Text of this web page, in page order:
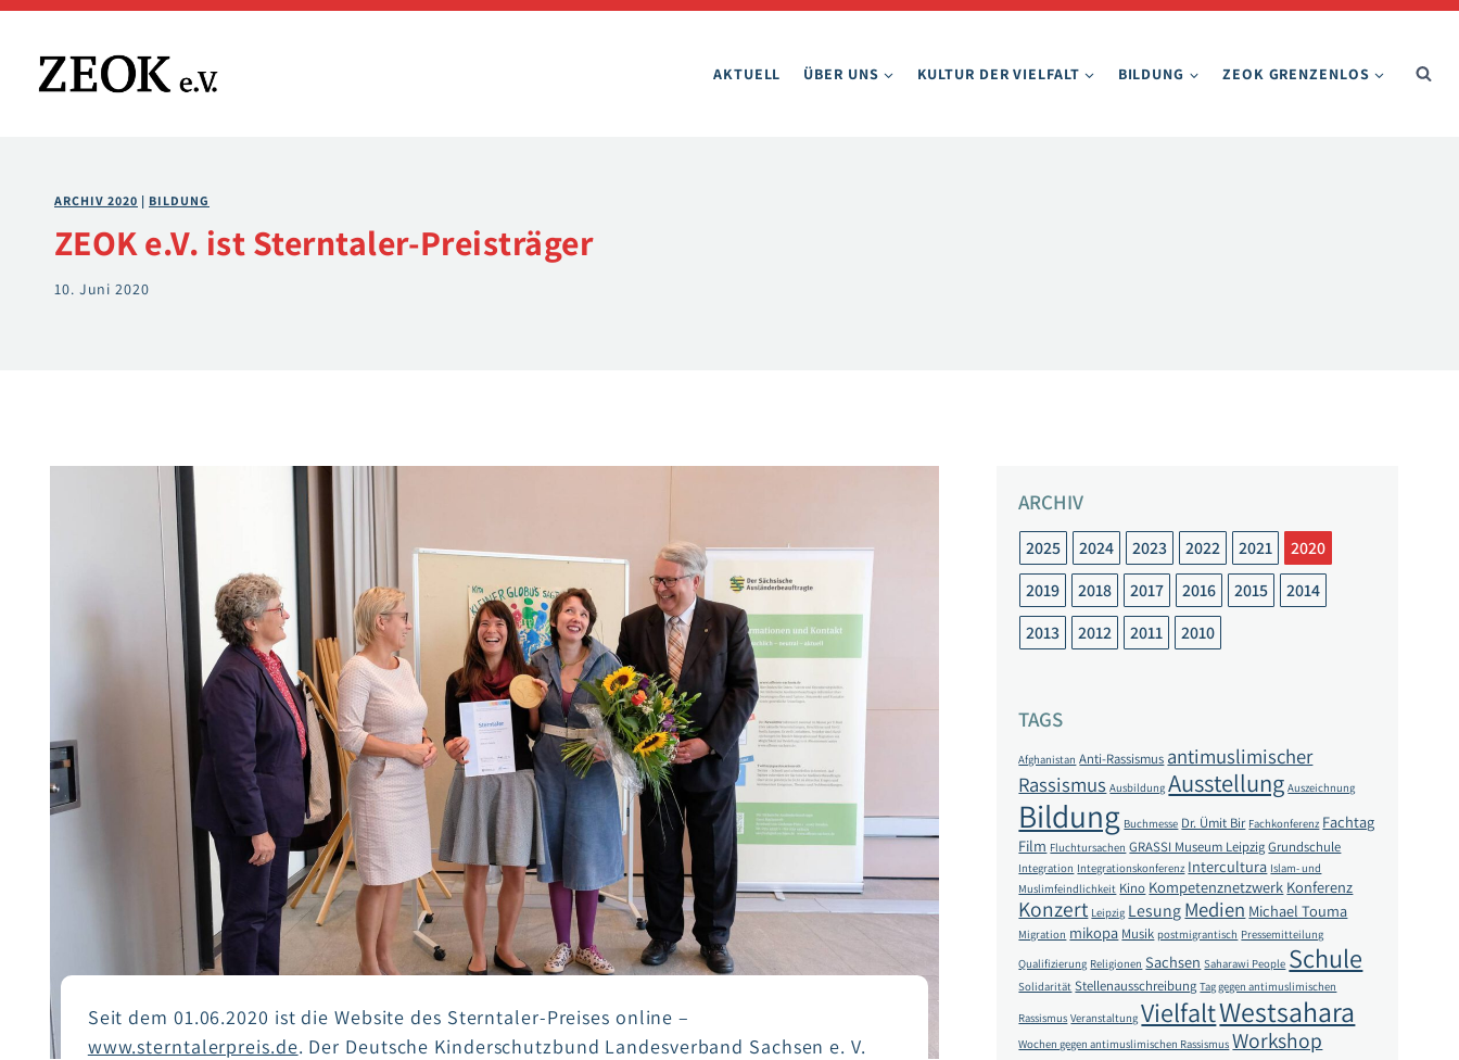
Zum
springen
AKTUELL ÜBER UNS KULTUR DER VIELFALT BILDUNG ZEOK GRENZENLOS
ARCHIV 2020 | BILDUNG
ZEOK e.V. ist Sterntaler-Preisträger
10. Juni 2020
Seit dem 01.06.2020 ist die Website des Sterntaler-Preises online –
www.sterntalerpreis.de. Der Deutsche Kinderschutzbund Landesverband Sachsen e. V.
ARCHIV
2025 2024 2023 2022 2021
2020
2019
2018 2017 2016 2015
2014
2013
2012 2011 2010
TAGS
Afghanistan Anti-Rassismus antimuslimischer
Rassismus Ausbildung Ausstellung Auszeichnung
Bildung Buchmesse Dr. Ümit Bir Fachkonferenz Fachtag
Film Fluchtursachen GRASSI Museum Leipzig Grundschule
Integration Integrationskonferenz Intercultura Islam- und
Muslimfeindlichkeit Kino Kompetenznetzwerk Konferenz
Konzert Leipzig LesungMedien Michael Touma
Migration mikopa Musik postmigrantisch Pressemitteilung
Qualifizierung Religionen Sachsen Saharawi People Schule
Solidarität Stellenausschreibung Tag gegen antimuslimischen
Rassismus Veranstaltung VielfaltWestsahara
Wochen gegen antimuslimischen Rassismus Workshop